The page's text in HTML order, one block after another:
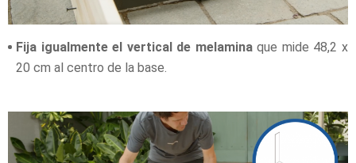
Fija igualmente el vertical de melaminaque mide 48,2 x
20 cm al centro de la base.